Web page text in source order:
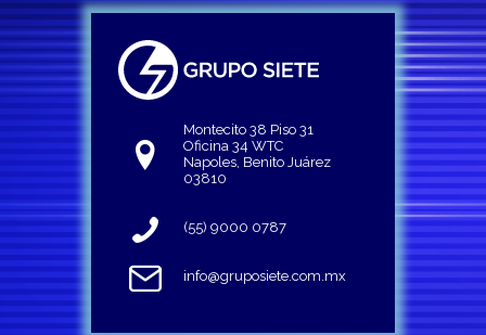
Montecito 38 Piso 31
Oficina 34 WTC
Napoles, Benito Juárez
03810
(55) 9000 0787
info@gruposiete.com.mx